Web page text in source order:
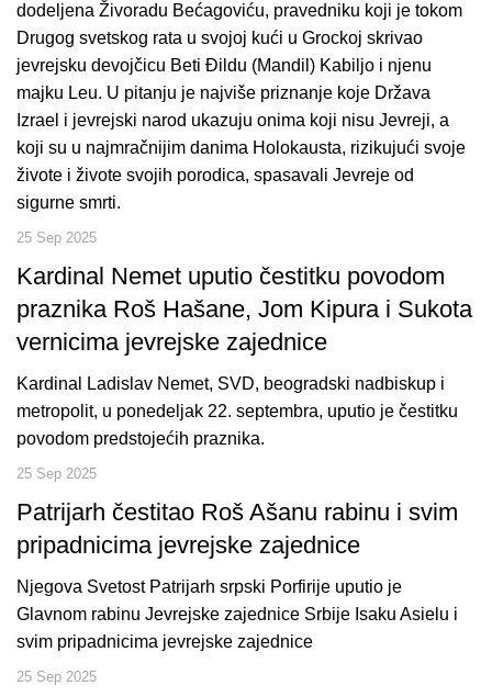
dodeljena Živoradu Bećagoviću, pravedniku koji je tokom
Drugog svetskog rata u svojoj kući u Grockoj skrivao
jevrejsku devojčicu Beti Đildu (Mandil) Kabiljo i njenu
majku Leu. U pitanju je najviše priznanje koje Država
Izrael i jevrejski narod ukazuju onima koji nisu Jevreji, a
koji su u najmračnijim danima Holokausta, rizikujući svoje
živote i živote svojih porodica, spasavali Jevreje od
sigurne smrti.
25 Sep 2025
Kardinal Nemet uputio čestitku povodom
praznika Roš Hašane, Jom Kipura i Sukota
vernicima jevrejske zajednice
Kardinal Ladislav Nemet, SVD, beogradski nadbiskup i
metropolit, u ponedeljak 22. septembra, uputio je čestitku
povodom predstojećih praznika.
25 Sep 2025
Patrijarh čestitao Roš Ašanu rabinu i svim
pripadnicima jevrejske zajednice
Njegova Svetost Patrijarh srpski Porfirije uputio je
Glavnom rabinu Jevrejske zajednice Srbije Isaku Asielu i
svim pripadnicima jevrejske zajednice
25 Sep 2025